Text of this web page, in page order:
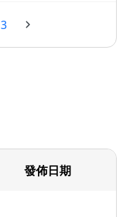
3
發佈日期